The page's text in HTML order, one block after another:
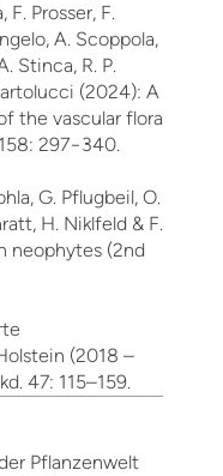
F. Prosser, F.
A. Scoppola,
Stinca, R. P.
(2024): A
the vascular flora
297−340.
G. Pflugbeil, O.
H. Niklfeld & F.
neophytes (2nd
(2018 –
47: 115–159.
Pflanzenwelt